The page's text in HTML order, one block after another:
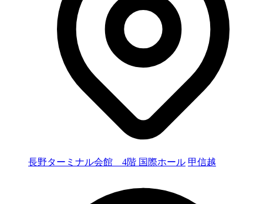
長野ターミナル会館 4階 国際ホール 甲信越